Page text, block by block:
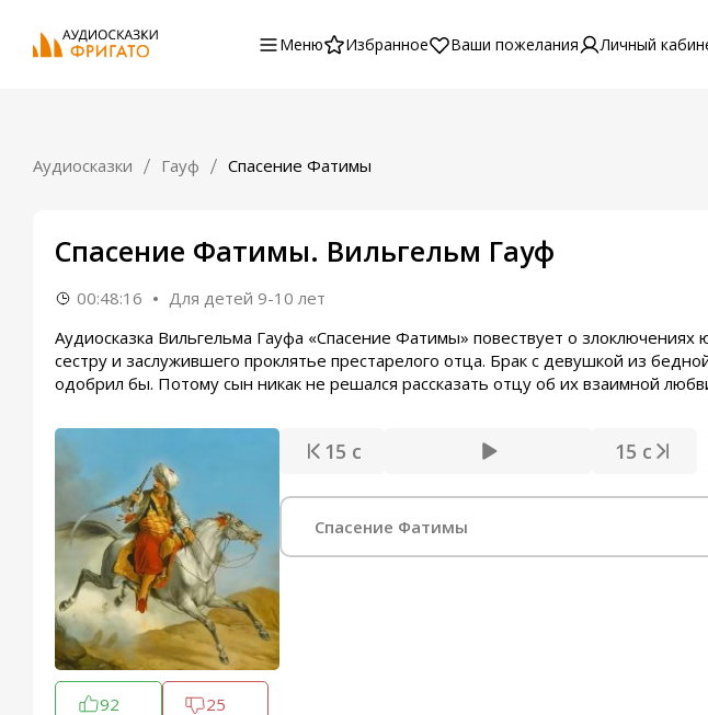
Меню Избранное Ваши пожелания Личный
Аудиосказки Гауф Спасение Фатимы
Спасение Фатимы. Вильгельм Гауф
00:48:16
Для детей 9-10 лет
Аудиосказка Вильгельма Гауфа «Спасение Фатимы» повествует о
сестру и заслужившего проклятье престарелого отца. Брак с девушкой из
одобрил бы. Потому сын никак не решался рассказать отцу об их взаимной
92 25
15 с 15 с
Спасение Фатимы